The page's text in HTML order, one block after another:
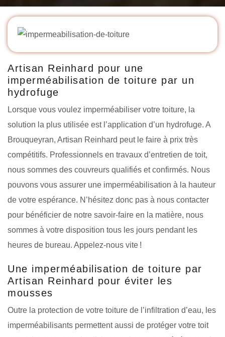
Artisan Reinhard pour une
imperméabilisation de toiture par un
hydrofuge
Lorsque vous voulez imperméabiliser votre toiture, la
solution la plus utilisée est l’application d’un hydrofuge. A
Brouqueyran, Artisan Reinhard peut le faire à prix très
compétitifs. Professionnels en travaux d’entretien de toit,
nous sommes des couvreurs qualifiés et confirmés. Nous
pouvons vous assurer une imperméabilisation à la hauteur
de votre espérance. N’hésitez donc pas à nous contacter
pour bénéficier de notre savoir-faire en la matière, nous
sommes à votre disposition tous les jours pendant les
heures de bureau. Appelez-nous vite !
Une imperméabilisation de toiture par
Artisan Reinhard pour éviter les
mousses
Outre la protection de votre toiture de l’infiltration d’eau, les
imperméabilisants permettent aussi de protéger votre toit